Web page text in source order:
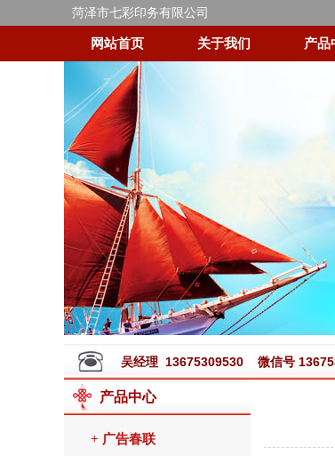
菏泽市七彩印务有限公司
网站首页 关于我们 产品
吴经理 13675309530 微信号
产品中心
+ 广告春联